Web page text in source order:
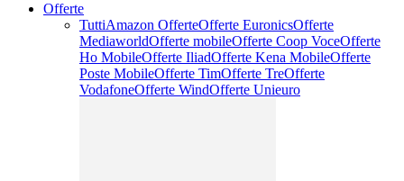
Offerte
TuttiAmazon OfferteOfferte EuronicsOfferte
MediaworldOfferte mobileOfferte Coop VoceOfferte
Ho MobileOfferte IliadOfferte Kena MobileOfferte
Poste MobileOfferte TimOfferte TreOfferte
VodafoneOfferte WindOfferte Unieuro